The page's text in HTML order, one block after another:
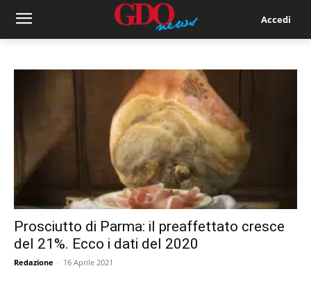
Accedi
Prosciutto di Parma: il preaffettato cresce
del 21%. Ecco i dati del 2020
Redazione - 16 Aprile 2021